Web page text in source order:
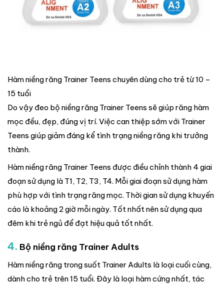
Hàm niềng răng Trainer Teens chuyên dùng cho trẻ từ 10 –
15 tuổi
Do vậy đeo bộ niềng răng Trainer Teens sẽ giúp răng hàm
mọc đều, đẹp, đúng vị trí. Việc can thiệp sớm với Trainer
Teens giúp giảm đáng kể tình trạng niềng răng khi trưởng
thành.
Hàm niềng răng Trainer Teens được điều chỉnh thành 4 giai
đoạn sử dụng là T1, T2, T3, T4. Mỗi giai đoạn sử dụng hàm
phù hợp với tình trạng răng mọc. Thời gian sử dụng khuyến
cáo là khoảng 2 giờ mỗi ngày. Tốt nhất nên sử dụng qua
đêm khi trẻ ngủ để đạt hiệu quả tốt nhất.
4. Bộ niềng răng Trainer Adults
Hàm niềng răng trong suốt Trainer Adults là loại cuối cùng,
dành cho trẻ trên 15 tuổi. Đây là loại hàm cứng nhất, tác